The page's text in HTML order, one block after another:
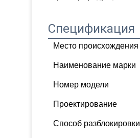
Спецификация
Место происхождения
Наименование марки
Номер модели
Проектирование
Способ разблокировки